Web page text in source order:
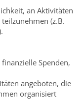
an Aktivitäten
(z.B.
Spenden,
angeboten, die
organisiert